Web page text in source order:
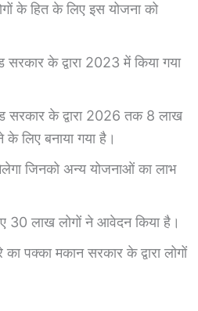
के हित के लिए इस योजना को
के द्वारा 2023 में किया गया
सरकार के द्वारा 2026 तक 8 लाख
के लिए बनाया गया है।
जिनको अन्य योजनाओं का लाभ
30 लाख लोगों ने आवेदन किया है।
पक्का मकान सरकार के द्वारा लोगों